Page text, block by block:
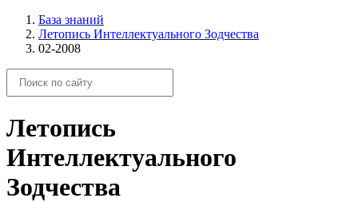
База знаний
Летопись Интеллектуального Зодчества
02-2008
Летопись
Интеллектуального
Зодчества